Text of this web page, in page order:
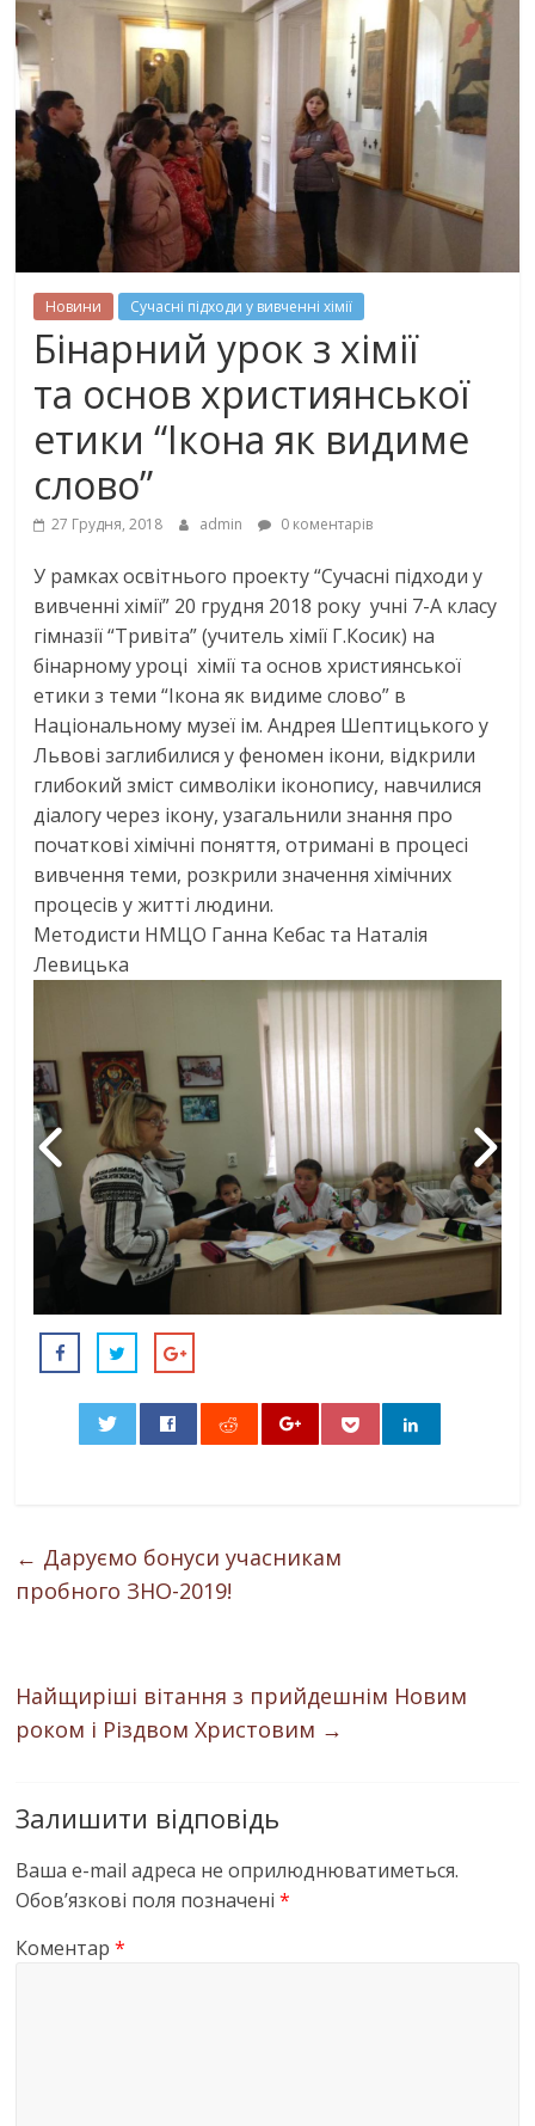
Новини Сучасні підходи у вивченні хімії
Бінарний урок з хімії
та основ християнської
етики “Ікона як видиме
слово”
27 Грудня, 2018 admin 0 коментарів
У рамках освітнього проекту “Сучасні підходи у
вивченні хімії” 20 грудня 2018 року учні 7-А класу
гімназії “Тривіта” (учитель хімії Г.Косик) на
бінарному уроці хімії та основ християнської
етики з теми “Ікона як видиме слово” в
Національному музеї ім. Андрея Шептицького у
Львові заглибилися у феномен ікони, відкрили
глибокий зміст символіки іконопису, навчилися
діалогу через ікону, узагальнили знання про
початкові хімічні поняття, отримані в процесі
вивчення теми, розкрили значення хімічних
процесів у житті людини.
Методисти НМЦО Ганна Кебас та Наталія
Левицька
← Даруємо бонуси учасникам
пробного ЗНО-2019!
Найщиріші вітання з прийдешнім Новим
роком і Різдвом Христовим →
Залишити відповідь
Ваша e-mail адреса не оприлюднюватиметься.
Обов’язкові поля позначені*
Коментар*